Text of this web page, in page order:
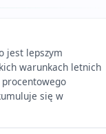
jest lepszym
warunkach letnich
się w